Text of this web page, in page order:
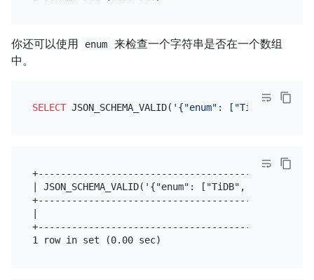
你还可以使用 enum
来检查一个字符串是否在一个数组
中。
SELECT JSON_SCHEMA_VALID( '{"enum": ["TiDB",
| JSON_SCHEMA_VALID('{"enum": ["TiDB",